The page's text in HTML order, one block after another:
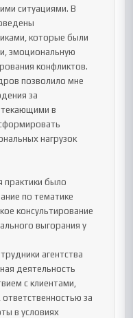
ситуациями. В
которые были
эмоциональную
конфликтов.
позволило мне
за
в
нагрузок
практики было
по тематике
консультирование
выгорания у
агентства
деятельность
с клиентами,
за
в условиях